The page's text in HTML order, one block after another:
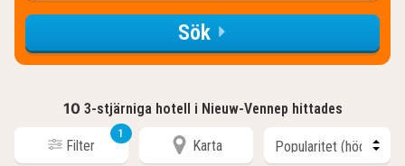
Sök
10 3-stjärniga hotell i Nieuw-Vennep hittades
Filter
1
Karta